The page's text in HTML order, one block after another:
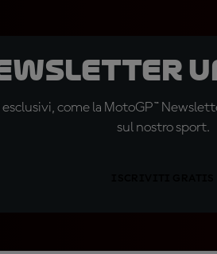
come la MotoGP™
sul nostro sport.